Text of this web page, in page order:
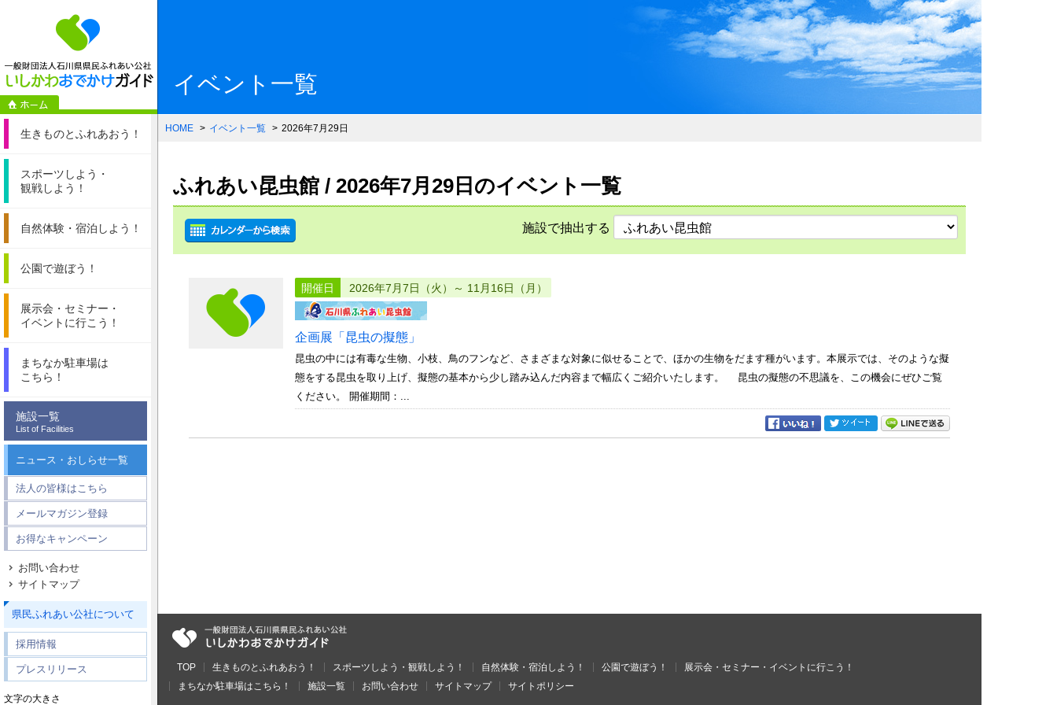
一般財団法人石川県県民ふれあい公社 いしかわおでかけガイド
生きものとふれあおう！
スポーツしよう・
観戦しよう！
自然体験・ 宿泊しよう！
公園で遊ぼう！
展示会・セミナー・
イベントに行こう！
まちなか駐車場は
こちら！
施設一覧
List of Facilities
ニュース・おしらせ一覧
法人の皆様はこちら
メールマガジン登録
お得なキャンペーン
お問い合わせ
サイトマップ
県民ふれあい公社について
採用情報
プレスリリース
文字の大きさ
イベント一覧
HOME イベント一覧 2026年7月29日
ふれあい昆虫館 / 2026年7月29日のイベント一覧
施設で抽出する
開催日 2026年7月7日（火）～ 11月16日（月）
企画展「昆虫の擬態」
昆虫の中には有毒な生物、小枝、鳥のフンなど、さまざまな対象に似せることで、ほかの生物をだます種がいます。本展示では、そのような擬
態をする昆虫を取り上げ、擬態の基本から少し踏み込んだ内容まで幅広くご紹介いたします。 昆虫の擬態の不思議を、この機会にぜひご覧
ください。 開催期間：...
TOP 生きものとふれあおう！ スポーツしよう・観戦しよう！ 自然体験・宿泊しよう！ 公園で遊ぼう！
展示会・セミナー・イベントに行こう！
まちなか駐車場はこちら！
施設一覧 お問い合わせ サイトマップ サイトポリシー